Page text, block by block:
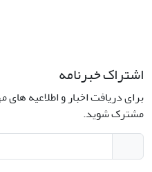
اشتراک خبرنامه
برای دریافت اخبار و اطلاعیه
مشترک شوید.